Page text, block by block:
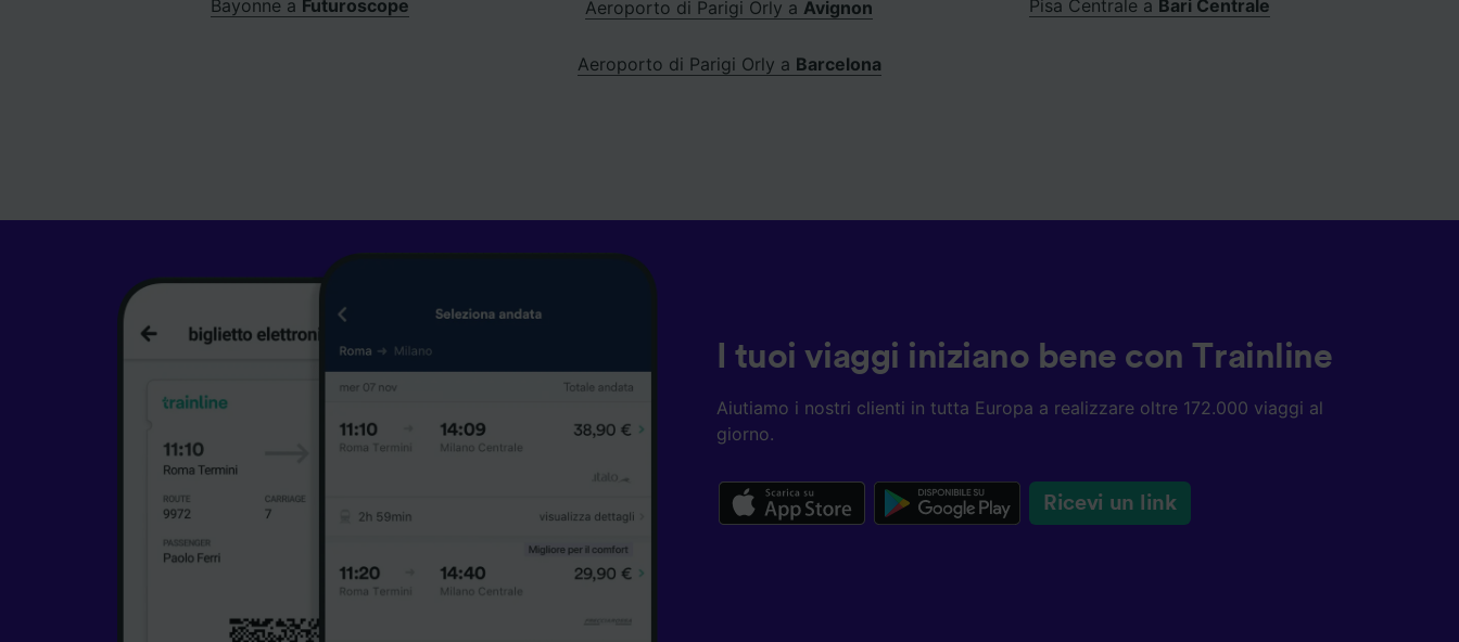
Bayonne a Futuroscope Aeroporto di Parigi Orly aAvignon
Aeroporto di Parigi Orly a Barcelona
Pisa Centrale a Bari Centrale
I tuoi viaggi iniziano bene con Trainline
Aiutiamo i nostri clienti in tutta Europa a realizzare oltre 172.000 viaggi al
giorno.
Ricevi un link